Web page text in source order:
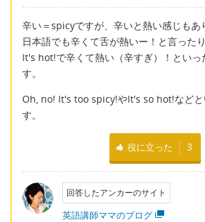
辛い＝spicyですが、辛いと熱い感じもあ
日本語でも辛くて舌が熱いー！と言った
It's hot!で辛くて熱い（辛すぎ）！といっ
す。
Oh, no! It's too spicy!やIt's so hot!などと
す。
役に立った 3
回答したアンカーのサイト
英語講師ママのブログ